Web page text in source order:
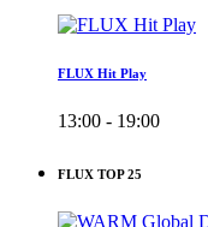
FLUX Hit Play
13:00 - 19:00
FLUX TOP 25